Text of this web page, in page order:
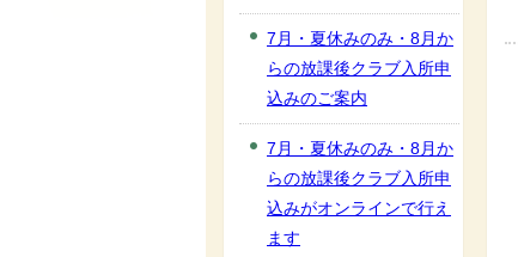
7月・夏休みのみ・8月か
らの放課後クラブ入所申
込みのご案内
7月・夏休みのみ・8月か
らの放課後クラブ入所申
込みがオンラインで行え
ます